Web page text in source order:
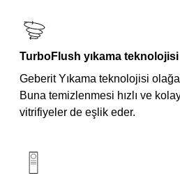
TurboFlush yıkama teknolojisi
Geberit Yıkama teknolojisi
Buna temizlenmesi hızlı ve
vitrifiyeler de eşlik eder.